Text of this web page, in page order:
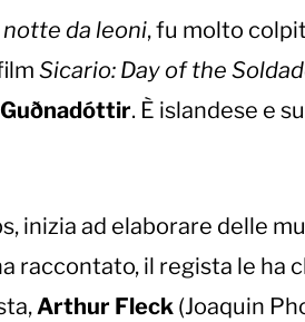
notte da leoni, fu molto
Sicario: Day of the
óttir. È islandese e
inizia ad elaborare delle
raccontato, il regista le ha
Arthur Fleck (Joaquin